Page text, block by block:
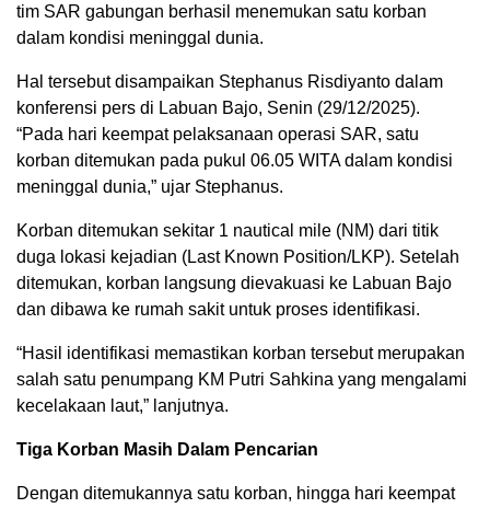
tim SAR gabungan berhasil menemukan satu korban
dalam kondisi meninggal dunia.
Hal tersebut disampaikan Stephanus Risdiyanto dalam
konferensi pers di Labuan Bajo, Senin (29/12/2025).
“Pada hari keempat pelaksanaan operasi SAR, satu
korban ditemukan pada pukul 06.05 WITA dalam kondisi
meninggal dunia,” ujar Stephanus.
Korban ditemukan sekitar 1 nautical mile (NM) dari titik
duga lokasi kejadian (Last Known Position/LKP). Setelah
ditemukan, korban langsung dievakuasi ke Labuan Bajo
dan dibawa ke rumah sakit untuk proses identifikasi.
“Hasil identifikasi memastikan korban tersebut merupakan
salah satu penumpang KM Putri Sahkina yang mengalami
kecelakaan laut,” lanjutnya.
Tiga Korban Masih Dalam Pencarian
Dengan ditemukannya satu korban, hingga hari keempat